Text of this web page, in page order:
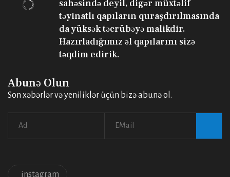
sahəsində deyil, digər müxtəlif
təyinatlı qapıların quraşdırılmasında
da yüksək təcrübəyə malikdir.
Hazırladığımız əl qapılarını sizə
təqdim edirik.
Abunə Olun
Son xəbərlər və yeniliklər üçün bizə abunə ol.
instagram